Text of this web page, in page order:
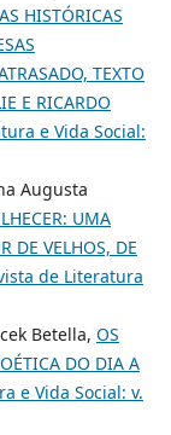
HISTÓRICAS
TEXTO
E RICARDO
e Vida Social:
Augusta
UMA
DE VELHOS, DE
de Literatura
Betella, OS
DO DIA A
e Vida Social: v.